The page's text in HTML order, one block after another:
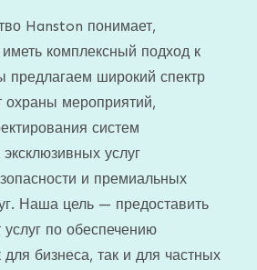
Hanston понимает,
комплексный подход к
предлагаем широкий спектр
охраны мероприятий,
систем
услуг
и премиальных
Наша цель — предоставить
по обеспечению
для бизнеса, так и для частных